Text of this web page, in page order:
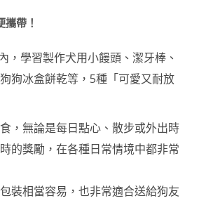
帶！
，學習製作犬用小饅頭、潔牙棒、
狗冰盒餅乾等，5種「可愛又耐放
，無論是每日點心、散步或外出時
的獎勵，在各種日常情境中都非常
裝相當容易，也非常適合送給狗友